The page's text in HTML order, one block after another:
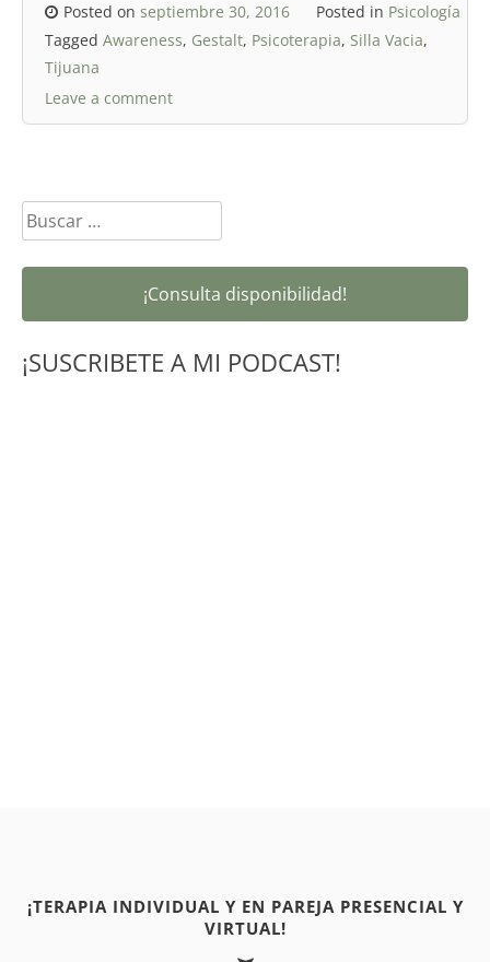
Posted on septiembre 30, 2016 Posted in Psicología
Tagged Awareness, Gestalt, Psicoterapia, Silla Vacia,
Tijuana
Leave a comment
Buscar:
¡Consulta disponibilidad!
¡SUSCRIBETE A MI PODCAST!
¡TERAPIA INDIVIDUAL Y EN PAREJA PRESENCIAL Y
VIRTUAL!